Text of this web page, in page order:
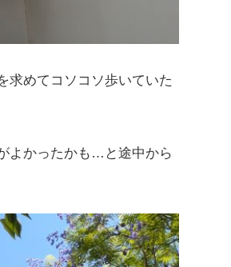
求めてコソコソ歩いていた
よかったかも…と途中から